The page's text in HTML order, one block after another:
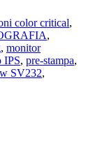
color critical,
,
, monitor
IPS, pre-stampa,
SV232,